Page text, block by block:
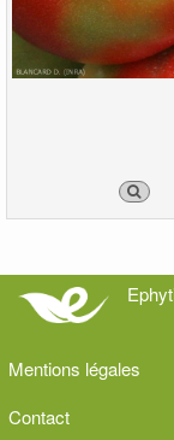
Mentions légales
Contact